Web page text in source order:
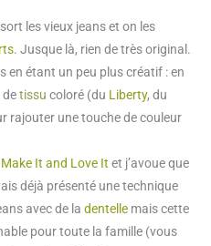
les vieux jeans et on les
. Jusque là, rien de très original.
en étant un peu plus créatif : en
detissu coloré (du Liberty, du
rajouter une touche de couleur
Make It and Love It et j’avoue que
déjà présenté une technique
avec de la dentelle mais cette
pour toute la famille (vous